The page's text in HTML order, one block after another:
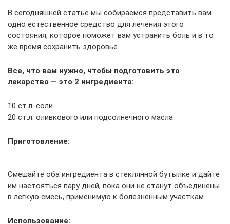
В сегодняшней статье мы собираемся представить вам
одно естественное средство для лечения этого
состояния, которое поможет вам устранить боль и в то
же время сохранить здоровье.
Все, что вам нужно, чтобы подготовить это
лекарство — это 2 ингредиента:
10 ст.л. соли
20 ст.л. оливкового или подсолнечного масла
Приготовление:
Смешайте оба ингредиента в стеклянной бутылке и дайте
им настояться пару дней, пока они не станут объединены
в легкую смесь, применимую к болезненным участкам.
Использование: